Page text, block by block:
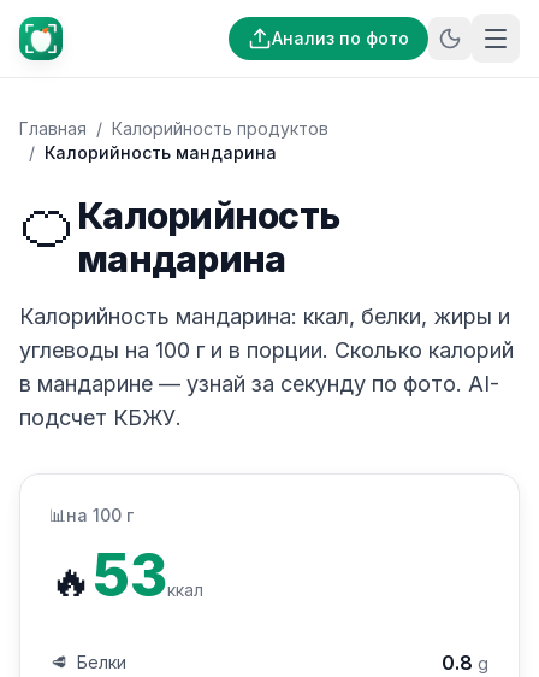
Анализ по фото
Главная / Калорийность продуктов
/ Калорийность мандарина
🍊 Калорийность
мандарина
Калорийность мандарина: ккал, белки, жиры и
углеводы на 100 г и в порции. Сколько калорий
в мандарине — узнай за секунду по фото. AI-
подсчет КБЖУ.
📊 на 100 г
🔥53ккал
🥩 Белки 0.8 g